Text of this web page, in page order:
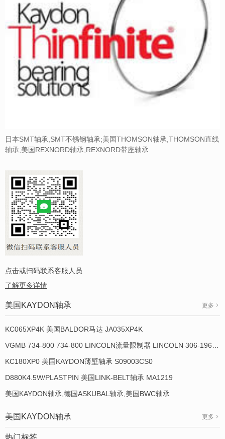
日本SMT轴承,SMT不锈钢轴承;美国THOMSON轴承,THOMSON直线
轴承;美国REXNORD轴承,REXNORD带座轴承
点击或扫码联系客服人员
了解更多详情
美国KAYDON轴承 更多
KC065XP4K 美国BALDOR马达 JA035XP4K
KC180XP0 美国KAYDON薄壁轴承 S09003CS0
D880K4.5W/PLASTPIN 美国LINK-BELT轴承 MA1219
美国KAYDON轴承,德国ASKUBAL轴承,美国BWC轴承
美国KAYDON轴承 更多
热门标签